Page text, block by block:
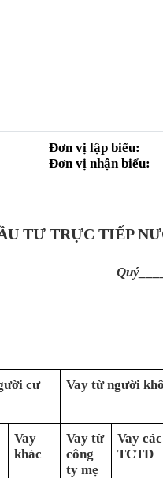
Đơn vị lập biểu:
Đơn vị nhận biểu:
TƯ TRỰC TIẾP
cư
Vay từ người
Vay
khác
Vay từ
công
ty mẹ
Vay các
TCTD